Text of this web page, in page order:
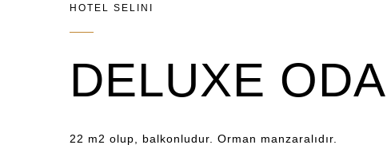
HOTEL SELINI
DELUXE
22 m2 olup, balkonludur. Orman manzaralıdır.